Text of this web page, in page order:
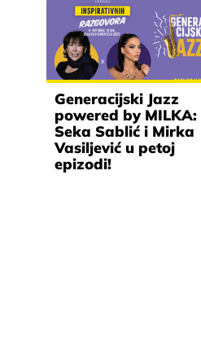
Generacijski Jazz
powered by MILKA:
Seka Sablić i Mirka
Vasiljević u petoj
epizodi!